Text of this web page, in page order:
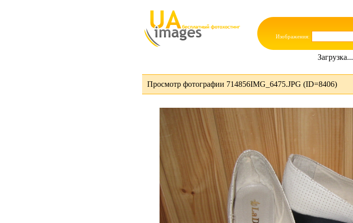
Изображения:
Загрузка...
Просмотр фотографии 714856IMG_6475.JPG (ID=8406)